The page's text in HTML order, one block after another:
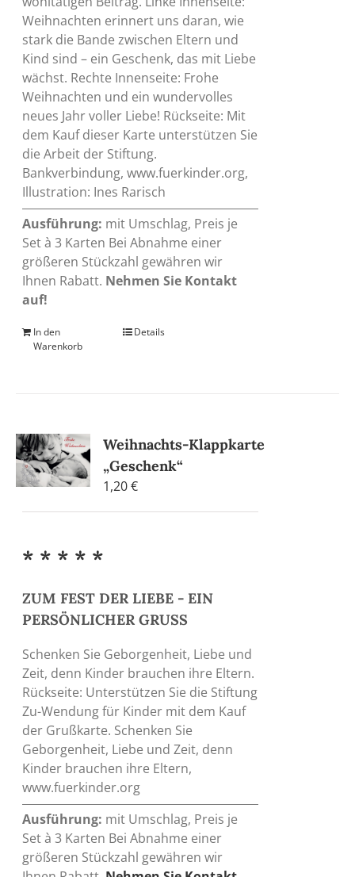
Weihnachten erinnert uns daran, wie
stark die Bande zwischen Eltern und
Kind sind – ein Geschenk, das mit Liebe
wächst. Rechte Innenseite: Frohe
Weihnachten und ein wundervolles
neues Jahr voller Liebe! Rückseite: Mit
dem Kauf dieser Karte unterstützen Sie
die Arbeit der Stiftung.
Bankverbindung, www.fuerkinder.org,
Illustration: Ines Rarisch
Ausführung: mit Umschlag, Preis je
Set à 3 Karten Bei Abnahme einer
größeren Stückzahl gewähren wir
Ihnen Rabatt. Nehmen Sie Kontakt
auf!
In den
Warenkorb
Details
Weihnachts-Klappkarte
„Geschenk“
1,20€
* * * * *
ZUM FEST DER LIEBE - EIN
PERSÖNLICHER GRUSS
Schenken Sie Geborgenheit, Liebe und
Zeit, denn Kinder brauchen ihre Eltern.
Rückseite: Unterstützen Sie die Stiftung
Zu-Wendung für Kinder mit dem Kauf
der Grußkarte. Schenken Sie
Geborgenheit, Liebe und Zeit, denn
Kinder brauchen ihre Eltern,
www.fuerkinder.org
Ausführung: mit Umschlag, Preis je
Set à 3 Karten Bei Abnahme einer
größeren Stückzahl gewähren wir